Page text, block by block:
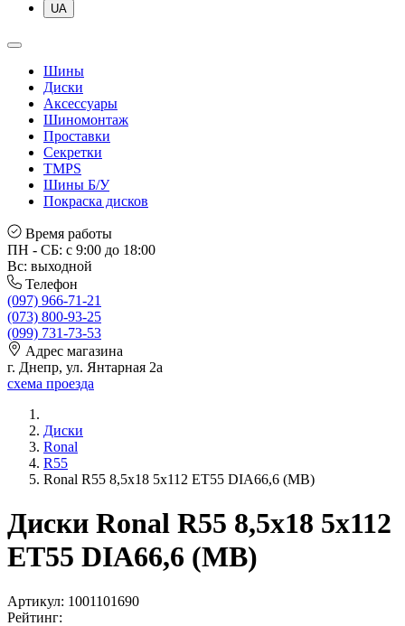
UA
Шины
Диски
Аксессуары
Шиномонтаж
Проставки
Секретки
TMPS
Шины Б/У
Покраска дисков
Время работы
ПН - СБ: с 9:00 до 18:00
Вс: выходной
Телефон
(097) 966-71-21
(073) 800-93-25
(099) 731-73-53
Адрес магазина
г. Днепр, ул. Янтарная 2а
схема проезда
Диски
Ronal
R55
Ronal R55 8,5x18 5x112 ET55 DIA66,6 (MB)
Диски Ronal R55 8,5x18 5x112
ET55 DIA66,6 (MB)
Артикул: 1001101690
Рейтинг: